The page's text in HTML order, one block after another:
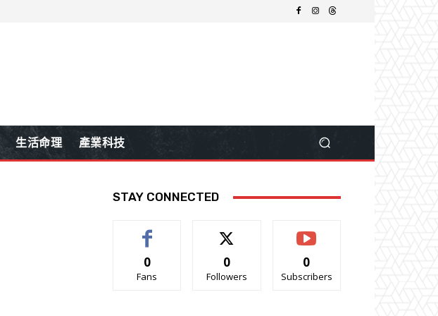
生活命理 產業科技
STAY CONNECTED
0
Fans
0
Followers
0
Subscribers